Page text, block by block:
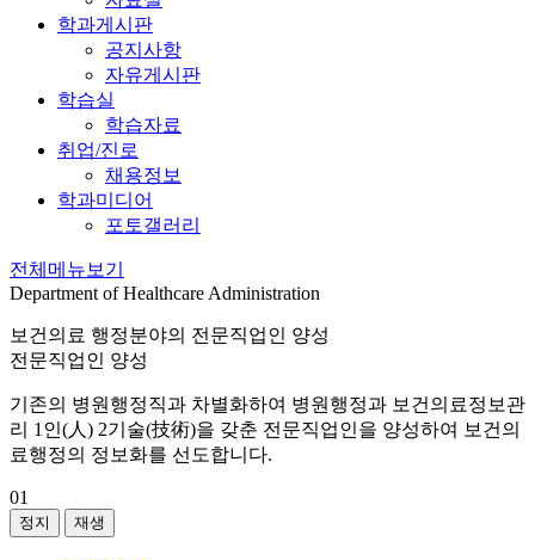
학과게시판
공지사항
자유게시판
학습실
학습자료
취업/진로
채용정보
학과미디어
포토갤러리
전체메뉴보기
Department of Healthcare Administration
보건의료 행정분야의 전문직업인 양성
전문직업인 양성
기존의 병원행정직과 차별화하여 병원행정과 보건의료정보관
리 1인(人) 2기술(技術)을 갖춘 전문직업인을 양성하여 보건의
료행정의 정보화를 선도합니다.
01
정지 재생